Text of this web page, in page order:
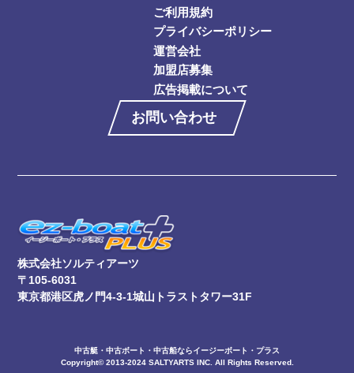
ご利用規約
プライバシーポリシー
運営会社
加盟店募集
広告掲載について
お問い合わせ
株式会社ソルティアーツ
〒105-6031
東京都港区虎ノ門4-3-1城山トラストタワー31F
中古艇・中古ボート・中古船ならイージーボート・プラス
Copyright© 2013-2024 SALTYARTS INC. All Rights Reserved.